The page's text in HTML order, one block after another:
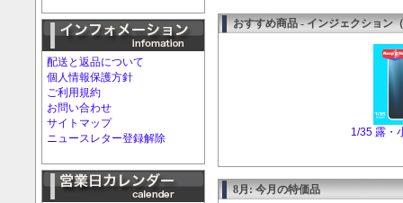
配送と返品について
個人情報保護方針
ご利用規約
お問い合わせ
サイトマップ
ニュースレター登録解除
おすすめ商品 - インジェクション
1/35 露・
8月: 今月の特価品